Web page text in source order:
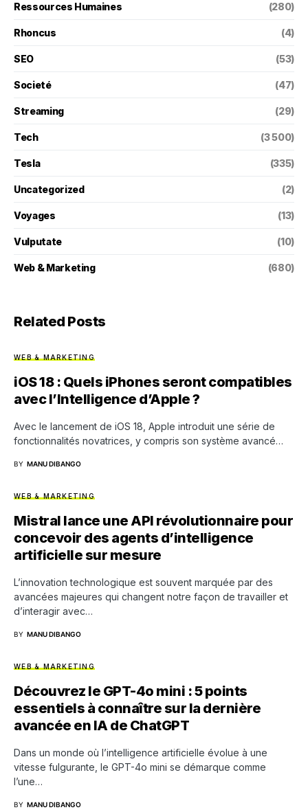
Ressources Humaines (280)
Rhoncus (4)
SEO (53)
Societé (47)
Streaming (29)
Tech (3 500)
Tesla (335)
Uncategorized (2)
Voyages (13)
Vulputate (10)
Web & Marketing (680)
Related Posts
WEB & MARKETING
iOS 18 : Quels iPhones seront compatibles
avec l’Intelligence d’Apple ?
Avec le lancement de iOS 18, Apple introduit une série de
fonctionnalités novatrices, y compris son système avancé…
BY MANU DIBANGO
WEB & MARKETING
Mistral lance une API révolutionnaire pour
concevoir des agents d’intelligence
artificielle sur mesure
L’innovation technologique est souvent marquée par des
avancées majeures qui changent notre façon de travailler et
d’interagir avec…
BY MANU DIBANGO
WEB & MARKETING
Découvrez le GPT-4o mini : 5 points
essentiels à connaître sur la dernière
avancée en IA de ChatGPT
Dans un monde où l’intelligence artificielle évolue à une
vitesse fulgurante, le GPT-4o mini se démarque comme
l’une…
BY MANU DIBANGO